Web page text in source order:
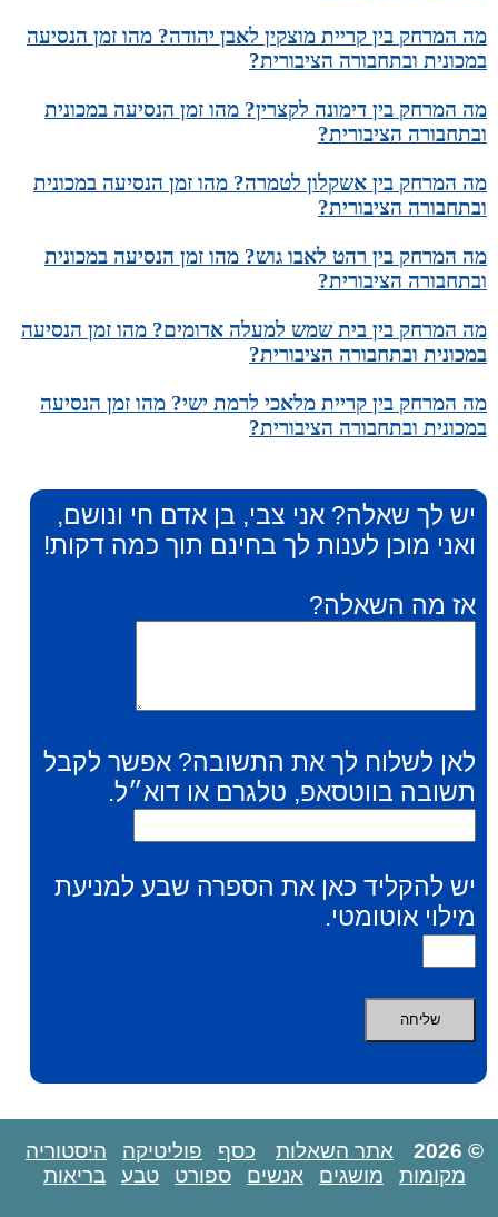
מה המרחק בין קריית מוצקין לאבן יהודה? מהו זמן הנסיעה
במכונית ובתחבורה הציבורית?
מה המרחק בין דימונה לקצרין? מהו זמן הנסיעה במכונית
ובתחבורה הציבורית?
מה המרחק בין אשקלון לטמרה? מהו זמן הנסיעה במכונית
ובתחבורה הציבורית?
מה המרחק בין רהט לאבו גוש? מהו זמן הנסיעה במכונית
ובתחבורה הציבורית?
מה המרחק בין בית שמש למעלה אדומים? מהו זמן הנסיעה
במכונית ובתחבורה הציבורית?
מה המרחק בין קריית מלאכי לרמת ישי? מהו זמן הנסיעה
במכונית ובתחבורה הציבורית?
יש לך שאלה? אני צבי, בן אדם חי ונושם,
ואני מוכן לענות לך בחינם תוך כמה דקות!
אז מה השאלה?
לאן לשלוח לך את התשובה? אפשר לקבל
תשובה בווטסאפ, טלגרם או דוא״ל.
יש להקליד כאן את הספרה שבע למניעת
מילוי אוטומטי.
© 2026 אתר השאלות כסף פוליטיקה
היסטוריה
מקומות
מושגים אנשים ספורט טבע בריאות